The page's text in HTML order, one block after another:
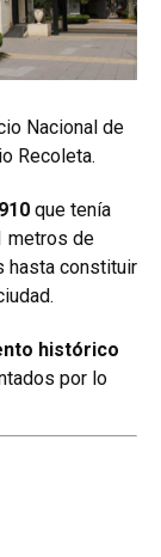
Nacional de
Recoleta.
que tenía
metros de
hasta constituir
histórico
por lo